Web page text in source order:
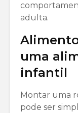
adulta.
uma
infantil
Montar uma
pode ser